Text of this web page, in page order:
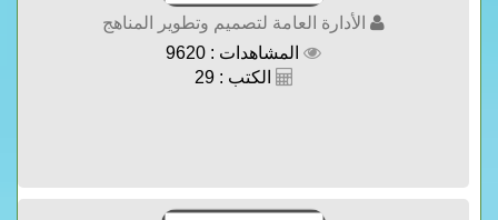
الأدارة العامة لتصميم وتطوير المناهج
المشاهدات : 9620
الكتب : 29